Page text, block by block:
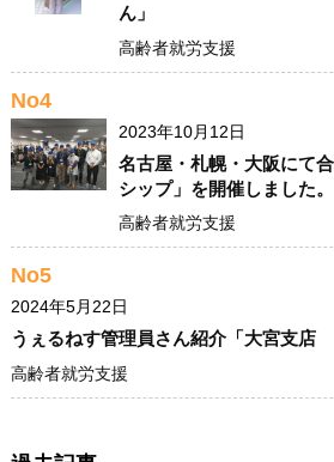
ん」
高齢者就労支援
No4
2023年10月12日
名古屋・札幌・大阪にて
シップ」を開催しました。
高齢者就労支援
No5
2024年5月22日
うぇるねす管理員さん紹介「大宮支店
高齢者就労支援